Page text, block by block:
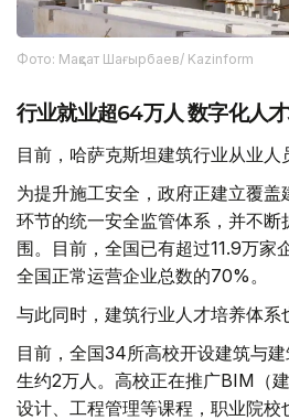
Фото: Мақсат Шағырбаев/ Kazinform
行业就业超64万人 数字化人
目前，哈萨克斯坦建筑行业从业人
为提升施工安全，政府正建立覆
环节的统一安全监管体系，并不
围。目前，全国已有超过11.9万家
全国正常运营企业总数的70%。
与此同时，建筑行业人才培养体系
目前，全国34所高校开设建筑与
生约2万人。高校正在推广BIM（
设计、工程管理等课程，职业院校